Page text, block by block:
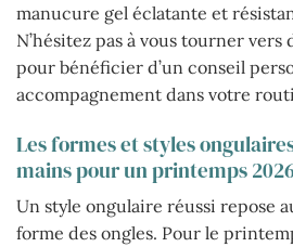
manucure gel éclatante et
N’hésitez pas à vous tourner vers
pour bénéficier d’un conseil
accompagnement dans votre
Les formes et styles
mains pour un printemps
Un style ongulaire réussi repose
forme des ongles. Pour le